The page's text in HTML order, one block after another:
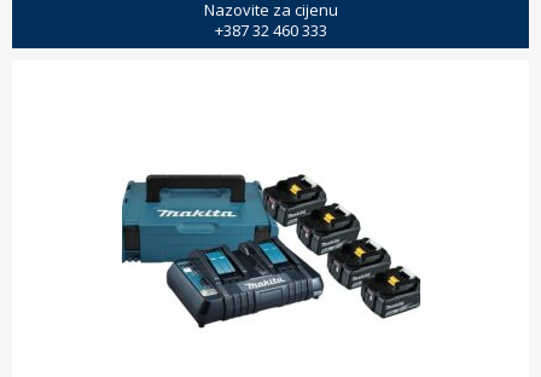
Nazovite za cijenu
+387 32 460 333